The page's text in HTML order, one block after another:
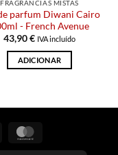
FRAGRÂNCIAS MISTAS
parfum Diwani Cairo
- French Avenue
43,90€ IVA incluído
ADICIONAR